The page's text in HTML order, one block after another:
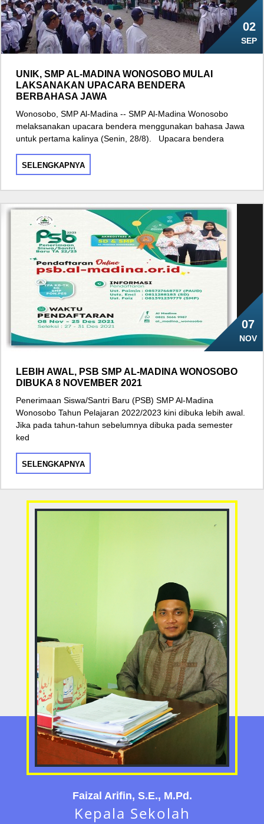
02
SEP
UNIK, SMP AL-MADINA WONOSOBO MULAI
LAKSANAKAN UPACARA BENDERA
BERBAHASA JAWA
Wonosobo, SMP Al-Madina -- SMP Al-Madina Wonosobo
melaksanakan upacara bendera menggunakan bahasa Jawa
untuk pertama kalinya (Senin, 28/8). Upacara bendera
SELENGKAPNYA
07
NOV
LEBIH AWAL, PSB SMP AL-MADINA WONOSOBO
DIBUKA 8 NOVEMBER 2021
Penerimaan Siswa/Santri Baru (PSB) SMP Al-Madina
Wonosobo Tahun Pelajaran 2022/2023 kini dibuka lebih awal.
Jika pada tahun-tahun sebelumnya dibuka pada semester
ked
SELENGKAPNYA
Faizal Arifin, S.E., M.Pd.
Kepala Sekolah